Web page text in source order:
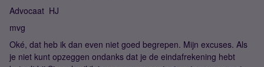
Advocaat HJ
mvg
Oké, dat heb ik dan even niet goed begrepen. Mijn excuses. Als
je niet kunt opzeggen ondanks dat je de eindafrekening hebt